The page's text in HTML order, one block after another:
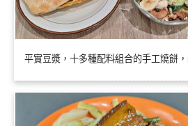
平實豆漿，十多種配料組合的手工燒餅